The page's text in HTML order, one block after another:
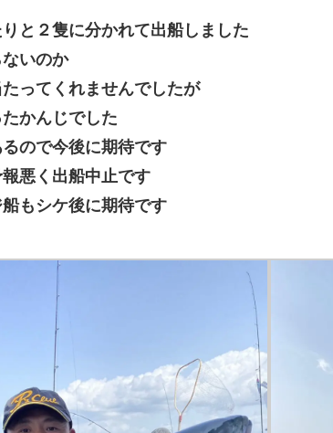
と２隻に分かれて出船しました
いのか
ってくれませんでしたが
かんじでした
ので今後に期待です
悪く出船中止です
もシケ後に期待です